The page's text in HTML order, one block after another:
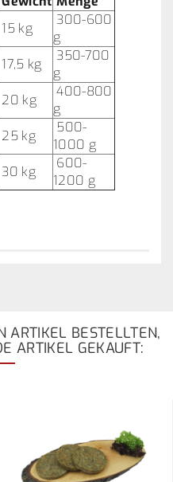
15 kg
300-600
g
17,5 kg
350-700
g
20 kg
400-800
g
25 kg
500-
1000 g
30 kg
600-
1200 g
ARTIKEL BESTELLTEN,
ARTIKEL GEKAUFT: